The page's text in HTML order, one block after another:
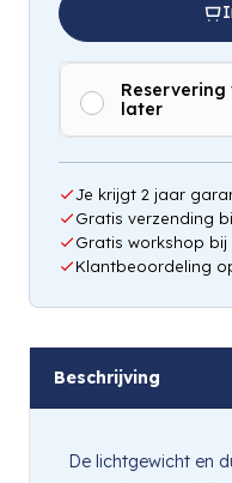
later
Je krijgt 2 jaar
Gratis verzending
Gratis workshop
Klantbeoordeling
Beschrijving
De lichtgewicht en